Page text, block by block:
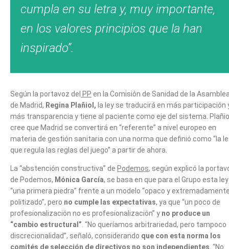
cumpla en su letra y, muy importante,
en los valores principios que la han
inspirado”.
Según la portavoz del PP en la Comisión de Sanidad de la
de Madrid, Regina Plañiol, la ley se traducirá en más participación
más transparencia y tiene al paciente como eje del sistema.
cree que Madrid se convertirá en “referente” a nivel europeo en
materia de gestión sanitaria con una norma que definió como “la
que regula las reglas del juego” a partir de ahora.
La “abstención constructiva” de Podemos, según explicó la
de Podemos, Mónica García, se basa en que para el Grupo esta
“una primera piedra” frente a un modelo “opaco y
politizado”, pero no cumple las expectativas, ya que “un poco de
profesionalización no es profesionalización” y no produce un
“cambio estructural” . “No queríamos arbitrariedad, pero tampoco
discrecionalidad”, señaló, considerando que con esta norma los
comités de selección de directivos no son independientes . “No